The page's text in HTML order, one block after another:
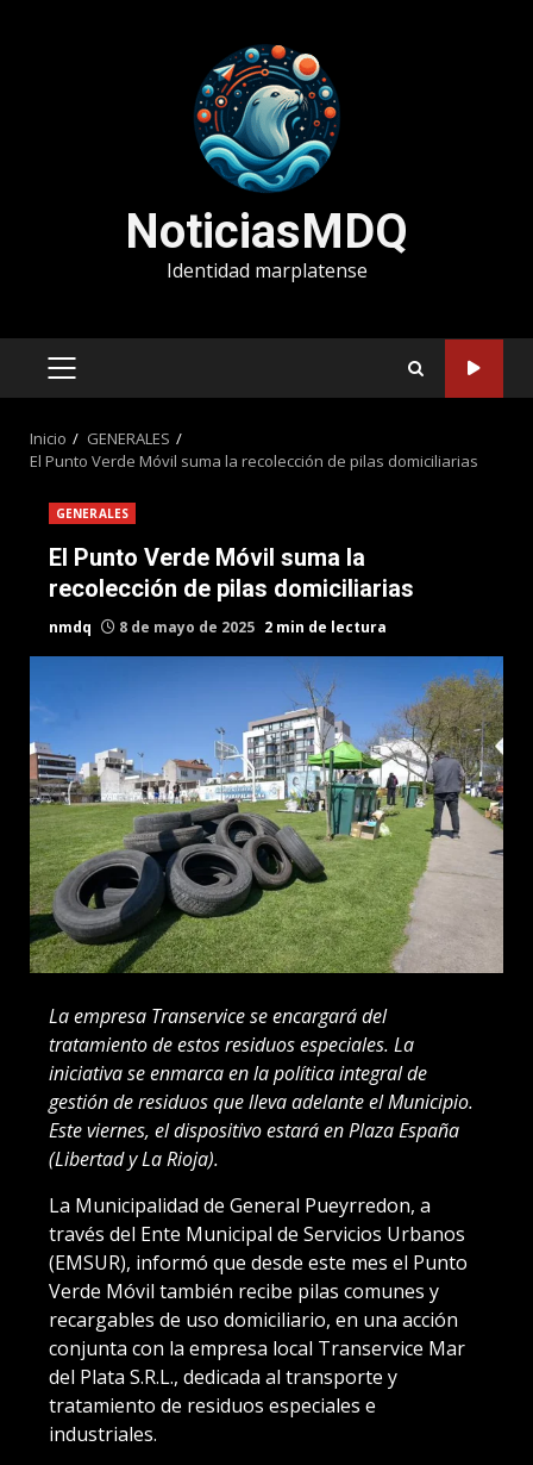
NoticiasMDQ
Identidad marplatense
MENÚ
Inicio
GENERALES
El Punto Verde Móvil suma la recolección de pilas domiciliarias
GENERALES
El Punto Verde Móvil suma la
recolección de pilas domiciliarias
nmdq 8 de mayo de 2025 2 min de lectura
La empresa Transervice se encargará del
tratamiento de estos residuos especiales. La
iniciativa se enmarca en la política integral de
gestión de residuos que lleva adelante el Municipio.
Este viernes, el dispositivo estará en Plaza España
(Libertad y La Rioja).
La Municipalidad de General Pueyrredon, a
través del Ente Municipal de Servicios Urbanos
(EMSUR), informó que desde este mes el Punto
Verde Móvil también recibe pilas comunes y
recargables de uso domiciliario, en una acción
conjunta con la empresa local Transervice Mar
del Plata S.R.L., dedicada al transporte y
tratamiento de residuos especiales e
industriales.